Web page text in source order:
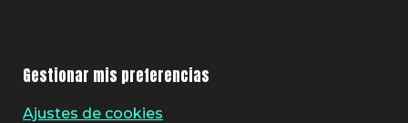
Gestionar mis preferencias
Ajustes de cookies